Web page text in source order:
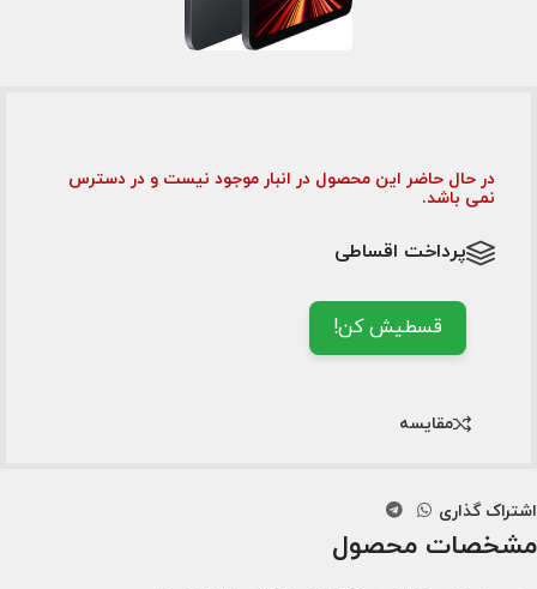
در حال حاضر این محصول در انبار موجود نیست و در دسترس
نمی باشد.
پرداخت اقساطی
قسطیش کن!
مقایسه
اشتراک گذاری
مشخصات محصول